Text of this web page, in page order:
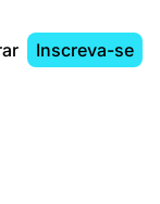
Inscreva-se